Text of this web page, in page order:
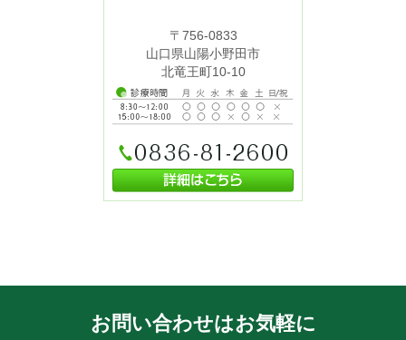
〒756-0833
山口県山陽小野田市
北竜王町10-10
お問い合わせはお気軽に